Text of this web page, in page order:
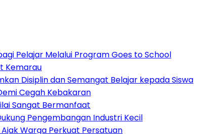
Pelajar Melalui Program Goes to School
Kemarau
Disiplin dan Semangat Belajar kepada Siswa
Cegah Kebakaran
Sangat Bermanfaat
Pengembangan Industri Kecil
Warga Perkuat Persatuan